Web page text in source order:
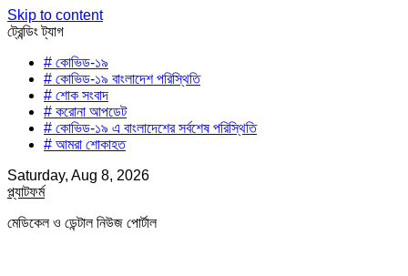
Skip to content
ট্রেন্ডিং ট্যাগ
# কোভিড-১৯
# কোভিড-১৯ বাংলাদেশ পরিস্থিতি
# শোক সংবাদ
# করোনা আপডেট
# কোভিড-১৯ এ বাংলাদেশের সর্বশেষ পরিস্থিতি
# আমরা শোকাহত
Saturday, Aug 8, 2026
প্ল্যাটফর্ম
মেডিকেল ও ডেন্টাল নিউজ পোর্টাল